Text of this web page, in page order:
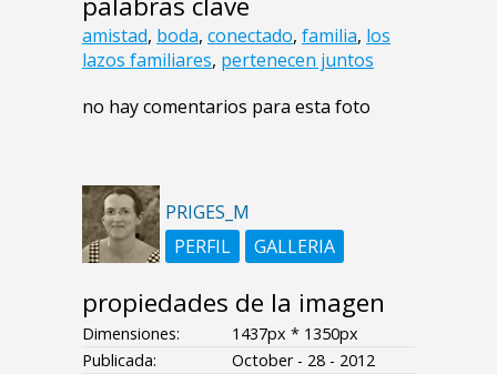
amistad, boda, conectado, familia, los
lazos familiares, pertenecen juntos
no hay comentarios para esta foto
PRIGES_M
PERFIL
GALLERIA
propiedades de la imagen
Dimensiones:
1437px * 1350px
Publicada:
October - 28 - 2012